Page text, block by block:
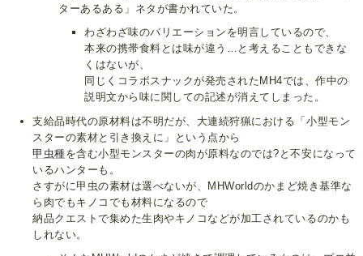
ターあるある」ネタが書かれていた。
わざわざ味のバリエーションを明言しているので、
本来の携帯食料とは味が違う…と考えることもできな
くはないが、
同じくコラボスナックが発売されたMH4では、作中の
説明文から味に関しての記述が消えてしまった。
支給品時代の原材料は不明だが、大連続狩猟における「小型モン
スターの素材と引き換えに」という点から
甲虫種を含む小型モンスターの肉が原料なのでは?と不安になって
いるハンターも。
さすがに甲虫の素材は選べないが、MHWorldのかまど焼き基準な
ら肉でもキノコでも材料になるので
納品クエストで集めた生肉やキノコなどが加工されているのかも
しれない。